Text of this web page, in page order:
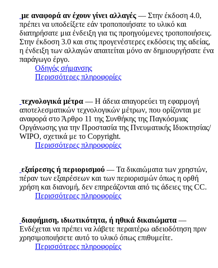
με αναφορά αν έχουν γίνει αλλαγές — Στην έκδοση 4.0,
πρέπει να υποδείξετε εάν τροποποιήσατε το υλικό και
διατηρήσατε μια ένδειξη για τις προηγούμενες τροποποιήσεις.
Στην έκδοση 3.0 και στις προγενέστερες εκδόσεις της αδείας,
η ένδειξη των αλλαγών απαιτείται μόνο αν δημιουργήσατε ένα
παράγωγο έργο.
Οδηγός σήμανσης
Περισσότερες πληροφορίες
τεχνολογικά μέτρα — Η άδεια απαγορεύει τη εφαρμογή
αποτελεσματικών τεχνολογικών μέτρων, που ορίζονται με
αναφορά στο Άρθρο 11 της Συνθήκης της Παγκόσμιας
Οργάνωσης για την Προστασία της Πνευματικής Ιδιοκτησίας/
WIPO, σχετικά με το Copyright.
Περισσότερες πληροφορίες
εξαίρεσης ή περιορισμού — Τα δικαιώματα των χρηστών,
πέραν των εξαιρέσεων και των περιορισμών όπως η ορθή
χρήση και διανομή, δεν επηρεάζονται από τις άδειες της CC.
Περισσότερες πληροφορίες
διαφήμιση, ιδιωτικότητα, ή ηθικά δικαιώματα —
Ενδέχεται να πρέπει να λάβετε περαιτέρω αδειοδότηση πριν
χρησιμοποιήσετε αυτό το υλικό όπως επιθυμείτε.
Περισσότερες πληροφορίες